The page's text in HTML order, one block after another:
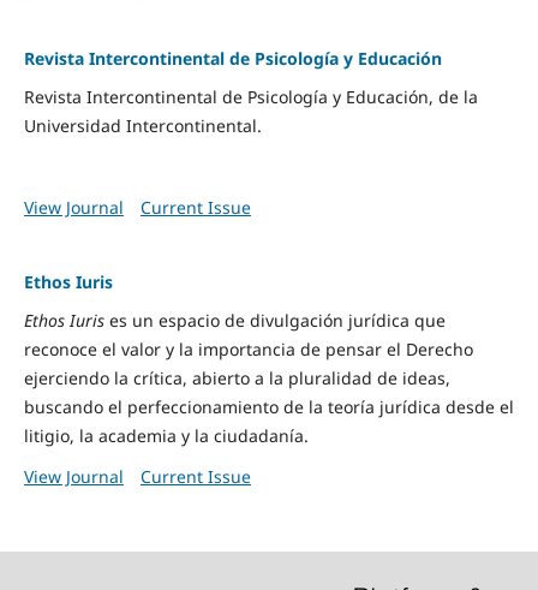
Revista Intercontinental de Psicología y Educación
Revista Intercontinental de Psicología y Educación, de la
Universidad Intercontinental.
View Journal Current Issue
Ethos Iuris
Ethos Iurises un espacio de divulgación jurídica que
reconoce el valor y la importancia de pensar el Derecho
ejerciendo la crítica, abierto a la pluralidad de ideas,
buscando el perfeccionamiento de la teoría jurídica desde el
litigio, la academia y la ciudadanía.
View Journal
Current Issue